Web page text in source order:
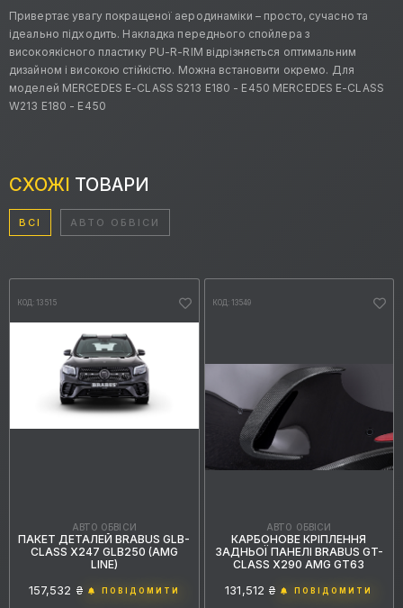
Привертає увагу покращеної аеродинаміки – просто, сучасно та
ідеально підходить. Накладка переднього спойлера з
високоякісного пластику PU-R-RIM відрізняється оптимальним
дизайном і високою стійкістю. Можна встановити окремо. Для
моделей MERCEDES E-CLASS S213 E180 - E450 MERCEDES E-CLASS
W213 E180 - E450
СХОЖІ ТОВАРИ
ВСІ АВТО ОБВІСИ
КОД: 13515
АВТО ОБВІСИ
ПАКЕТ ДЕТАЛЕЙ BRABUS GLB-
CLASS X247 GLB250 (AMG
LINE)
157,532 ₴ ПОВІДОМИТИ
КОД: 13549
АВТО ОБВІСИ
КАРБОНОВЕ КРІПЛЕННЯ
ЗАДНЬОЇ ПАНЕЛІ BRABUS GT-
CLASS X290 AMG GT63
131,512 ₴ ПОВІДОМИТИ